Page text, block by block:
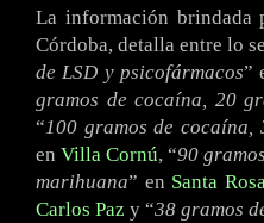
La información brindada
Córdoba, detalla entre lo
de LSD y psicofármacos”
gramos de cocaína, 20
“100 gramos de
enVilla Cornú, “90
marihuana” en Santa
Carlos Paz y “38 gramos